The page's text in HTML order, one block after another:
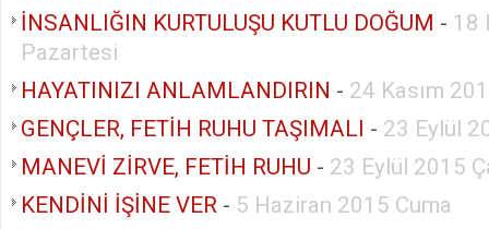
İNSANLIĞIN KURTULUŞU KUTLU DOĞUM - 18
Pazartesi
HAYATINIZI ANLAMLANDIRIN - 24 Kasım
GENÇLER, FETİH RUHU TAŞIMALI - 23 Eylül
MANEVİ ZİRVE, FETİH RUHU - 23 Eylül 2015
KENDİNİ İŞİNE VER - 5 Haziran 2015 Cuma